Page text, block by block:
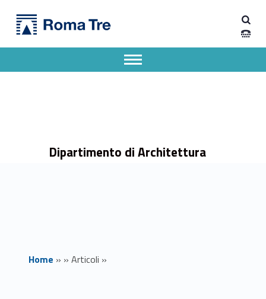
Calendario terza sessione esami di profitto - Dipartimento di Architettura
Dipartimento di Architettura
Apri il menu secondario
Header info sidebar
Home » » Articoli »